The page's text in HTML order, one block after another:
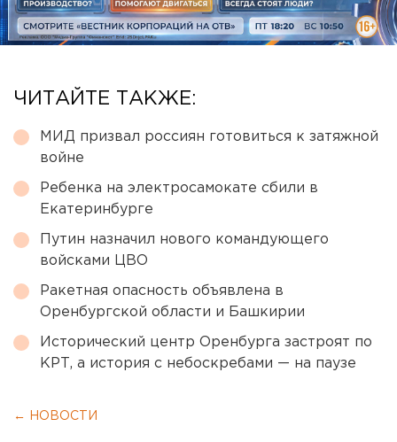
ЧИТАЙТЕ ТАКЖЕ:
МИД призвал россиян готовиться к затяжной
войне
Ребенка на электросамокате сбили в
Екатеринбурге
Путин назначил нового командующего
войсками ЦВО
Ракетная опасность объявлена в
Оренбургской области и Башкирии
Исторический центр Оренбурга застроят по
КРТ, а история с небоскребами — на паузе
← НОВОСТИ